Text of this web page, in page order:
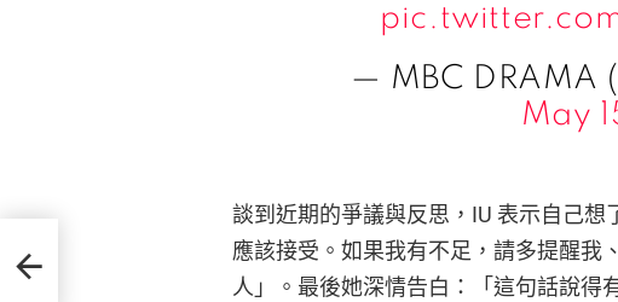
— MBC DRAMA
May
談到近期的爭議與反思，IU 表示自己
應該接受。如果我有不足，請多提醒我
人」。最後她深情告白：「這句話說得